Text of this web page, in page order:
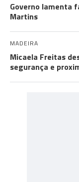
Governo lamenta
Martins
MADEIRA
Micaela Freitas
segurança e